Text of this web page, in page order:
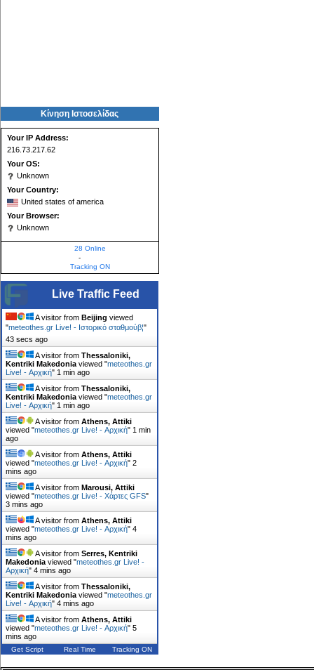
Κίνηση Ιστοσελίδας
Your IP Address:
216.73.217.62
Your OS:
Unknown
Your Country:
United states of america
Your Browser:
Unknown
28 Online
-
Tracking ON
Live Traffic Feed
A visitor fromBeijing viewed
"meteothes.gr Live! - Ιστορικό σταθμούβ¦"
44 secs ago
A visitor fromThessaloniki,
Kentriki Makedonia viewed "meteothes.gr
Live! - Αρχική" 1 min ago
A visitor fromThessaloniki,
Kentriki Makedonia viewed "meteothes.gr
Live! - Αρχική" 1 min ago
A visitor fromAthens, Attiki
viewed "meteothes.gr Live! - Αρχική" 1 min
ago
A visitor fromAthens, Attiki
viewed "meteothes.gr Live! - Αρχική"2
mins ago
A visitor fromMarousi, Attiki
viewed "meteothes.gr Live! - Χάρτες GFS"
3 mins ago
A visitor fromAthens, Attiki
viewed "meteothes.gr Live! - Αρχική"4
mins ago
A visitor fromSerres, Kentriki
Makedonia viewed "meteothes.gr Live! -
Αρχική"4 mins ago
A visitor fromThessaloniki,
Kentriki Makedonia viewed "meteothes.gr
Live! - Αρχική"5 mins ago
A visitor fromAthens, Attiki
viewed "meteothes.gr Live! - Αρχική"5
mins ago
Get Script Real Time Tracking ON